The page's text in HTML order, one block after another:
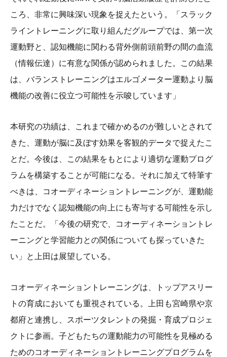
ころ、非常に興味深い現象を捉えたという。「スラック
ライントレーニングに取り組んだグループでは、第一次
運動野と、認知機能に関わる背外側前頭前野の間の血流
（情報伝達）に有意な関係が認められました。この結果
は、バランストレーニングはエルゴメーター運動より脳
機能の改善に役立つ可能性を示唆しています」
本研究の功績は、これまで確かめるのが難しいとされて
きた、運動が脳に及ぼす効果を客観的データで捉えたこ
とだ。今後は、この結果をもとにより適切な運動プログ
ラムを構築することが可能になる。それに加えて特筆す
べきは、コオーディネーショントレーニングが、運動能
力だけでなく認知機能の向上にも寄与する可能性を示し
たことだ。「今後の研究で、コオーディネーショントレ
ーニングと学習能力との関係についても探っていきた
い」と上田は展望している。
コオーディネーショントレーニングは、トップアスリー
トの育成においても重視されている。上田も宮崎県や京
都府と連携し、スポーツタレントの発掘・育成プロジェ
クトに参画。子どもたちの運動能力の可能性を見極める
ためのコオーディネーショントレーニングプログラムを